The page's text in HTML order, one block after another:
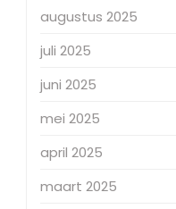
augustus 2025
juli 2025
juni 2025
mei 2025
april 2025
maart 2025